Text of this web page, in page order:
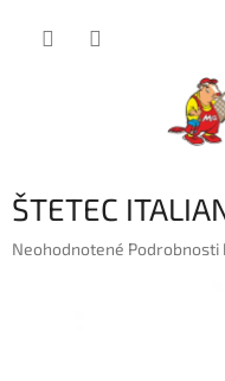
ŠTETEC
Priemerné
Neohodnotené Podrobnosti